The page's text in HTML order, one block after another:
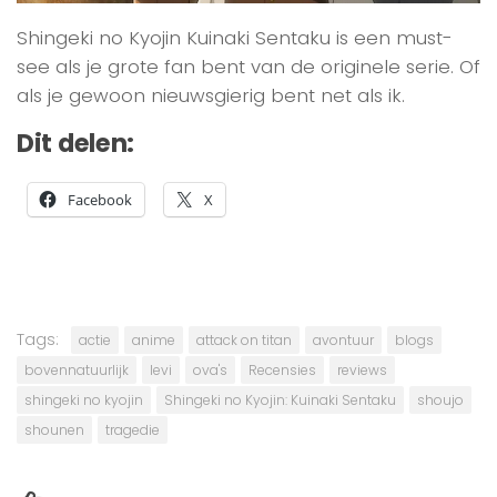
Shingeki no Kyojin Kuinaki Sentaku is een must-
see als je grote fan bent van de originele serie. Of
als je gewoon nieuwsgierig bent net als ik.
Dit delen:
Facebook X
Tags: actie anime attack on titan avontuur
blogs
bovennatuurlijk
levi ova's Recensies
reviews
shingeki no kyojin
Shingeki no Kyojin: Kuinaki Sentaku
shoujo
shounen
tragedie